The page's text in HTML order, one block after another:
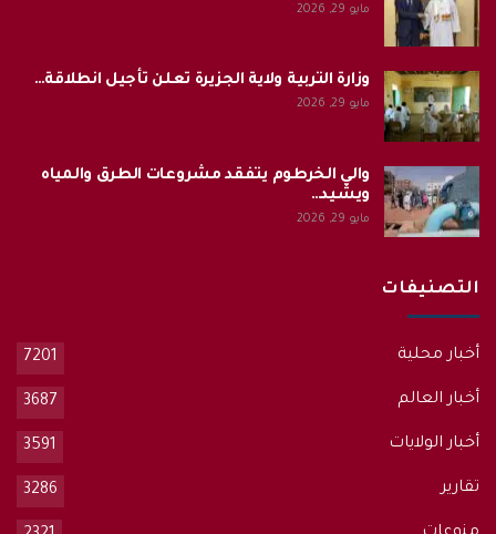
مايو 29, 2026
وزارة التربية ولاية الجزيرة تعلن تأجيل انطلاقة…
مايو 29, 2026
والي الخرطوم يتفقد مشروعات الطرق والمياه
ويشيد…
مايو 29, 2026
التصنيفات
أخبار محلية 7201
أخبار العالم 3687
أخبار الولايات 3591
تقارير 3286